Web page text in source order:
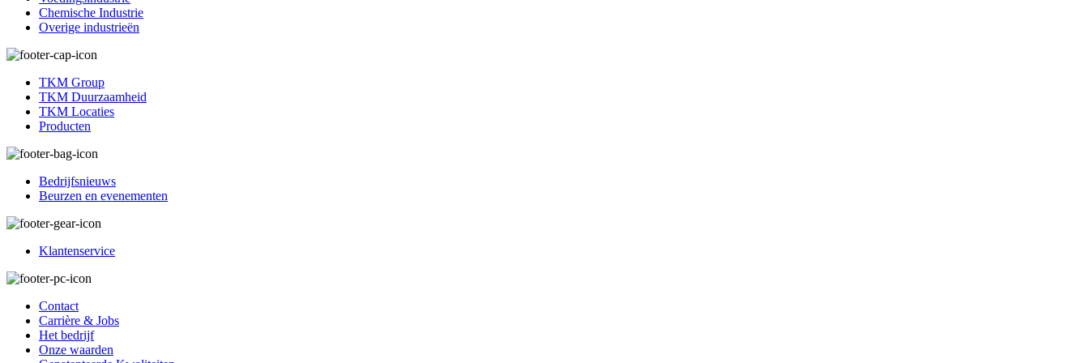
Chemische Industrie
Overige industrieën
TKM Group
TKM Duurzaamheid
TKM Locaties
Producten
Bedrijfsnieuws
Beurzen en evenementen
Klantenservice
Contact
Carrière & Jobs
Het bedrijf
Onze waarden